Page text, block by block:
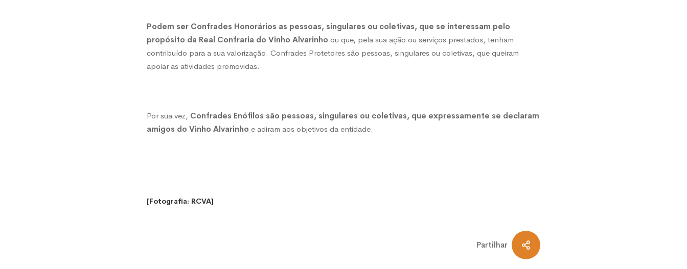
Podem ser Confrades Honorários as pessoas, singulares ou coletivas, que se interessam pelo
propósito da Real Confraria do Vinho Alvarinho ou que, pela sua ação ou serviços prestados, tenham
contribuído para a sua valorização. Confrades Protetores são pessoas, singulares ou coletivas, que queiram
apoiar as atividades promovidas.
Por sua vez, Confrades Enófilos são pessoas, singulares ou coletivas, que expressamente se declaram
amigos do Vinho Alvarinho e adiram aos objetivos da entidade.
[Fotografia: RCVA]
Partilhar